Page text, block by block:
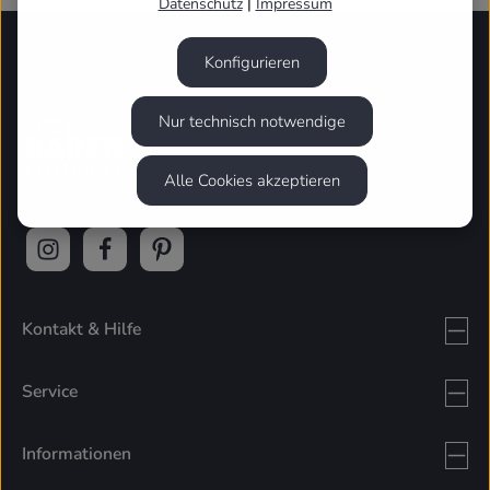
Nur technisch notwendige
Konfigurieren
Alle Cookies akzeptieren
Kontakt & Hilfe
Service
Informationen